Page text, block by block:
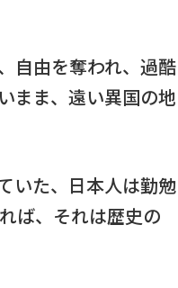
自由を奪われ、過酷
まま、遠い異国の地
いた、日本人は勤勉
ば、それは歴史の